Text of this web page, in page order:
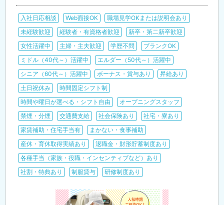
入社日応相談 Web面接OK
職場見学OKまたは説明会あり
未経験歓迎
経験者・有資格者歓迎
新卒・第二新卒歓迎
女性活躍中
主婦・主夫歓迎 学歴不問
ブランクOK
ミドル（40代～）活躍中
エルダー（50代～）活躍中
シニア（60代～）活躍中
ボーナス・賞与あり
昇給あり
土日祝休み
時間固定シフト制
時間や曜日が選べる・シフト自由
オープニングスタッフ
禁煙・分煙
交通費支給 社会保険あり
社宅・寮あり
家賃補助・住宅手当有
まかない・食事補助
産休・育休取得実績あり
退職金・財形貯蓄制度あり
各種手当（家族・役職・インセンティブなど）あり
社割・特典あり
制服貸与 研修制度あり